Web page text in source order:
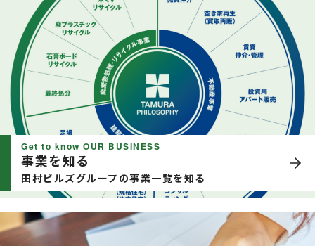
Get to know OUR BUSINESS
事業を知る
田村ビルズグループの事業一覧を知る